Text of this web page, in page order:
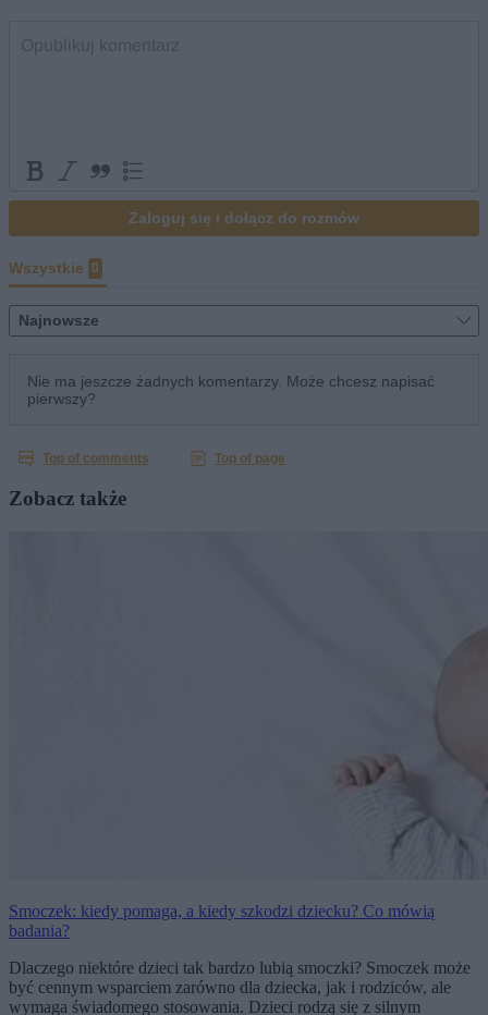
Zobacz także
Smoczek: kiedy pomaga, a kiedy szkodzi dziecku? Co mówią
badania?
Dlaczego niektóre dzieci tak bardzo lubią smoczki? Smoczek może
być cennym wsparciem zarówno dla dziecka, jak i rodziców, ale
wymaga świadomego stosowania. Dzieci rodzą się z silnym